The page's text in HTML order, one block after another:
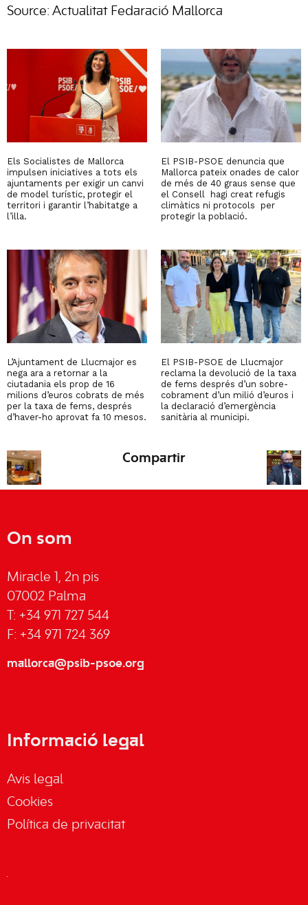
Source: Actualitat Fedaració Mallorca
Els Socialistes de Mallorca
impulsen iniciatives a tots els
ajuntaments per exigir un canvi
de model turístic, protegir el
territori i garantir l’habitatge a
l’illa.
El PSIB-PSOE denuncia que
Mallorca pateix onades de calor
de més de 40 graus sense que
el Consell hagi creat refugis
climàtics ni protocols per
protegir la població.
L’Ajuntament de Llucmajor es
nega ara a retornar a la
ciutadania els prop de 16
milions d’euros cobrats de més
per la taxa de fems, després
d’haver-ho aprovat fa 10 mesos.
El PSIB-PSOE de Llucmajor
reclama la devolució de la taxa
de fems després d’un sobre-
cobrament d’un milió d’euros i
la declaració d’emergència
sanitària al municipi.
Compartir
On som
Miracle 1, 2n pis
07002 Palma
T: +34 971 727 544
F: +34 971 724 369
mallorca@psib-psoe.org
Informació legal
Avis legal
Cookies
Política de privacitat